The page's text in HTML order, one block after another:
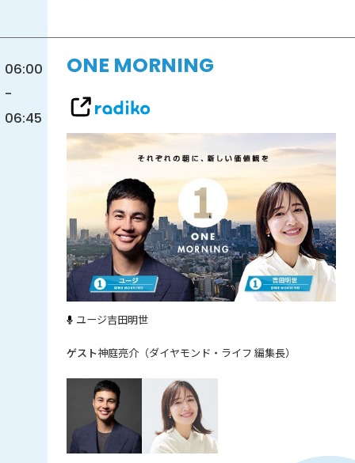
06:00
-
06:45
ONE MORNING
ユージ吉田明世
神庭亮介（ダイヤモンド・ライフ 編集長）